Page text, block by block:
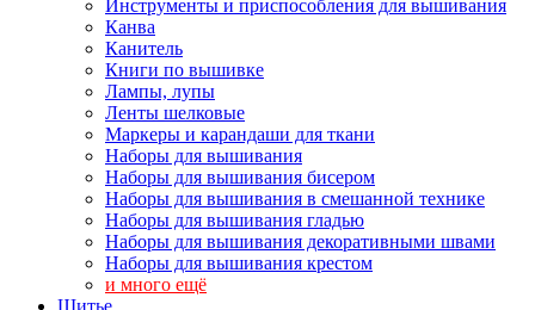
Инструменты и приспособления для вышивания
Канва
Канитель
Книги по вышивке
Лампы, лупы
Ленты шелковые
Маркеры и карандаши для ткани
Наборы для вышивания
Наборы для вышивания бисером
Наборы для вышивания в смешанной технике
Наборы для вышивания гладью
Наборы для вышивания декоративными швами
Наборы для вышивания крестом
и много ещё
Шитье